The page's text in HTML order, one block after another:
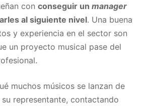
con conseguir un manager
al siguiente nivel. Una buena
y experiencia en el sector son
un proyecto musical pase del
muchos músicos se lanzan de
representante, contactando